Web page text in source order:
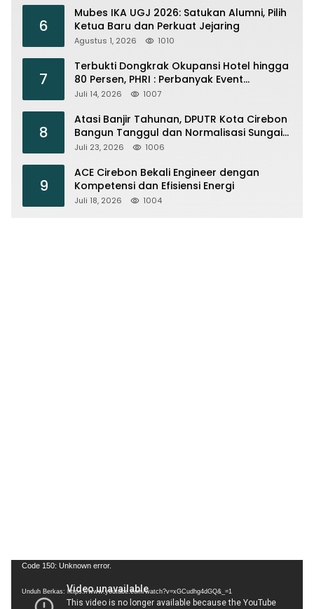
6
Mubes IKA UGJ 2026: Satukan Alumni, Pilih
Ketua Baru dan Perkuat Jejaring
Agustus 1, 2026 1010
7
Terbukti Dongkrak Okupansi Hotel hingga
80 Persen, PHRI : Perbanyak Event
Olahraga di Cirebon
Juli 14, 2026 1007
8
Atasi Banjir Tahunan, DPUTR Kota Cirebon
Bangun Tanggul dan Normalisasi Sungai
Kijing
Juli 23, 2026 1006
9
ACE Cirebon Bekali Engineer dengan
Kompetensi dan Efisiensi Energi
Juli 18, 2026 1004
Pemutar
Code 150: Unknown error.
Unduh Berkas: https://www.youtube.com/watch?v=xGCudhg4dGQ&_=1